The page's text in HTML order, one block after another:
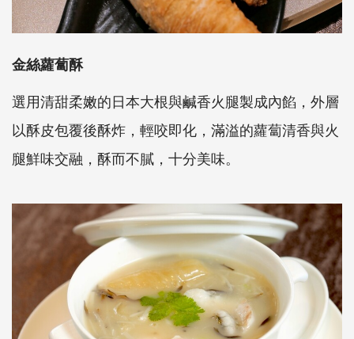
金絲蘿蔔酥
選用清甜柔嫩的日本大根與鹹香火腿製成內餡，外層
以酥皮包覆後酥炸，輕咬即化，滿溢的蘿蔔清香與火
腿鮮味交融，酥而不膩，十分美味。